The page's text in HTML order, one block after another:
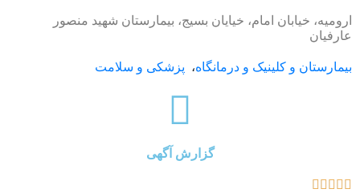
ارومیه، خیابان امام، خیایان بسیج، بیمارستان شهید منصور
عارفیان
بیمارستان و کلینیک و درمانگاه، پزشکی و سلامت
گزارش آگهی




